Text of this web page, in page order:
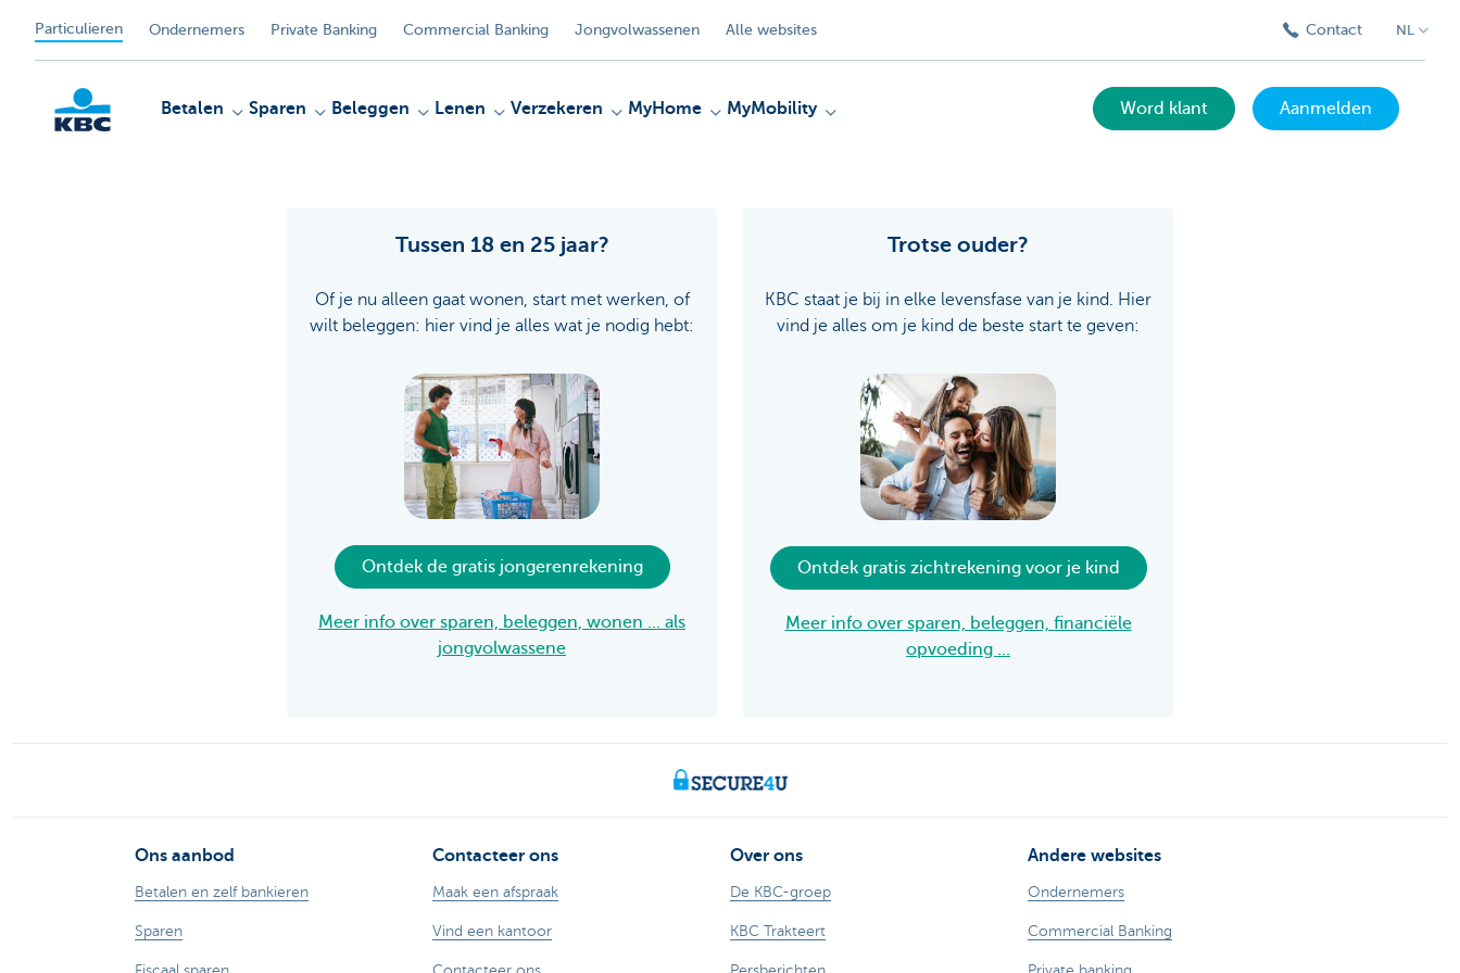
Particulieren Ondernemers Private Banking Commercial Banking Jongvolwassenen Alle websites Contact NL
Betalen Sparen Beleggen Lenen Verzekeren MyHome MyMobility Word klant Aanmelden
Tussen 18 en 25 jaar?
Of je nu alleen gaat wonen, start met werken, of
wilt beleggen: hier vind je alles wat je nodig hebt:
Ontdek de gratis jongerenrekening
Meer info over sparen, beleggen, wonen ... als
jongvolwassene
Trotse ouder?
KBC staat je bij in elke levensfase van je kind. Hier
vind je alles om je kind de beste start te geven:
Ontdek gratis zichtrekening voor je kind
Meer info over sparen, beleggen, financiële
opvoeding ...
Ons aanbod
Betalen en zelf bankieren
Sparen
Contacteer ons
Maak een afspraak
Vind een kantoor
Over ons
De KBC-groep
KBC Trakteert
Andere websites
Ondernemers
Commercial Banking